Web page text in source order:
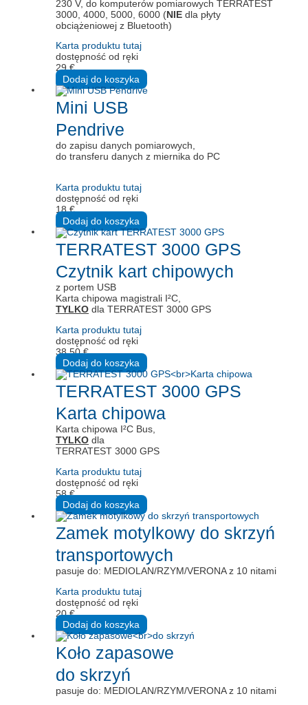
230 V, do komputerów pomiarowych TERRATEST
3000, 4000, 5000, 6000 (NIE dla płyty
obciążeniowej z Bluetooth)
Karta produktu tutaj
dostępność od ręki
29€
Dodaj do koszyka
Mini USB
Pendrive
do zapisu danych pomiarowych,
do transferu danych z miernika do PC
Karta produktu tutaj
dostępność od ręki
18€
Dodaj do koszyka
TERRATEST 3000 GPS
Czytnik kart chipowych
z portem USB
Karta chipowa magistrali I²C,
TYLKO dla TERRATEST 3000 GPS
Karta produktu tutaj
dostępność od ręki
38,50€
Dodaj do koszyka
TERRATEST 3000 GPS
Karta chipowa
Karta chipowa I²C Bus,
TYLKO dla
TERRATEST 3000 GPS
Karta produktu tutaj
dostępność od ręki
58€
Dodaj do koszyka
Zamek motylkowy do skrzyń
transportowych
pasuje do: MEDIOLAN/RZYM/VERONA z 10 nitami
Karta produktu tutaj
dostępność od ręki
20€
Dodaj do koszyka
Koło zapasowe
do skrzyń
pasuje do: MEDIOLAN/RZYM/VERONA z 10 nitami